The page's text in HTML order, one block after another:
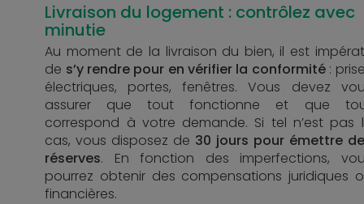
Livraison du logement : contrôlez avec
minutie
Au moment de la livraison du bien, il est
de s’y rendre pour en vérifier la conformité:
électriques, portes, fenêtres. Vous devez
assurer que tout fonctionne et que
correspond à votre demande. Si tel n’est pas
cas, vous disposez de 30 jours pour émettre
réserves. En fonction des imperfections,
pourrez obtenir des compensations juridiques
financières.